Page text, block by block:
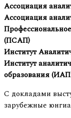
Ассоциация
Ассоциация
(ПСАП)
Институт
Институт
образования
С докладами
зарубежные